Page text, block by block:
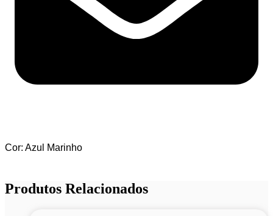
Cor: Azul Marinho
Produtos Relacionados